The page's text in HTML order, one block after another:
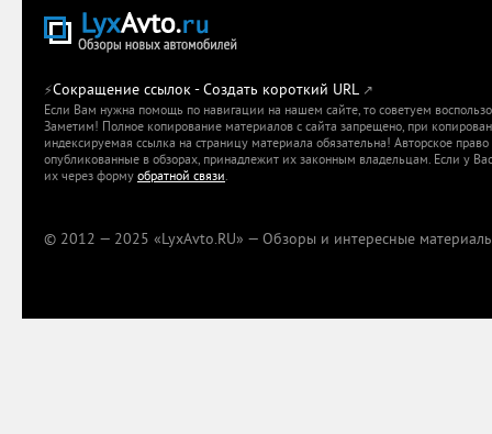
⚡Сокращение ссылок - Создать короткий URL ↗
Если Вам нужна помощь по навигации на нашем сайте, то советуем
Заметим! Полное копирование материалов с сайта запрещено, при
индексируемая ссылка на страницу материала обязательна! Авторское
опубликованные в обзорах, принадлежит их законным владельцам. Если у
их через форму обратной связи.
© 2012 — 2025 «LyxAvto.RU» — Обзоры и интересные